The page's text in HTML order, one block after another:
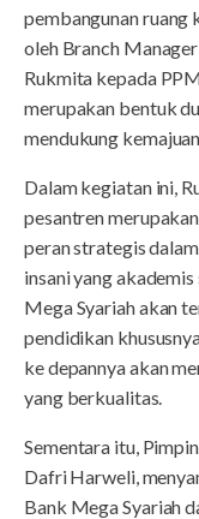
pembangunan ruang
oleh Branch
Rukmita kepada
merupakan bentuk
mendukung
Dalam kegiatan ini,
pesantren
peran strategis
insani yang
Mega Syariah akan
pendidikan
ke depannya akan
yang berkualitas.
Sementara itu,
Dafri Harweli,
Bank Mega Syariah